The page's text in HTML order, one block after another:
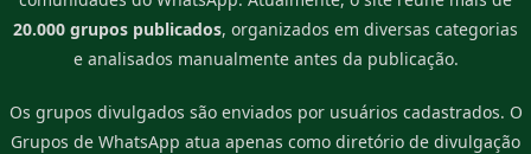
20.000 grupos publicados, organizados em diversas categorias
e analisados manualmente antes da publicação.
Os grupos divulgados são enviados por usuários cadastrados. O
Grupos de WhatsApp atua apenas como diretório de divulgação